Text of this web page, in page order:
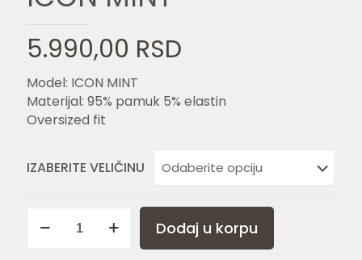
5.990,00 RSD
Model: ICON MINT
Materijal: 95% pamuk 5% elastin
Oversized fit
IZABERITE VELIČINU
MINT
Dodaj u korpu